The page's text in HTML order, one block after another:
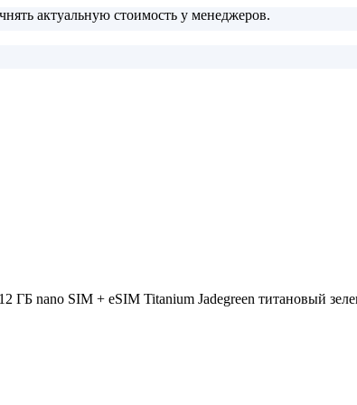
актуальную стоимость у менеджеров.
ГБ nano SIM + eSIM Titanium Jadegreen титановый